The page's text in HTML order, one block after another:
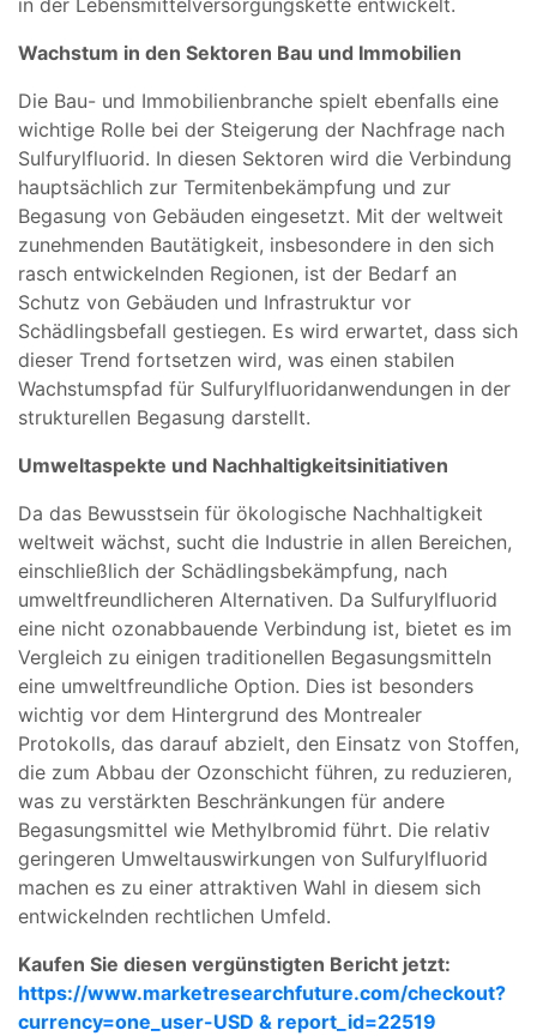
Wachstum in den Sektoren Bau und Immobilien
Die Bau- und Immobilienbranche spielt ebenfalls eine
wichtige Rolle bei der Steigerung der Nachfrage nach
Sulfurylfluorid. In diesen Sektoren wird die Verbindung
hauptsächlich zur Termitenbekämpfung und zur
Begasung von Gebäuden eingesetzt. Mit der weltweit
zunehmenden Bautätigkeit, insbesondere in den sich
rasch entwickelnden Regionen, ist der Bedarf an
Schutz von Gebäuden und Infrastruktur vor
Schädlingsbefall gestiegen. Es wird erwartet, dass sich
dieser Trend fortsetzen wird, was einen stabilen
Wachstumspfad für Sulfurylfluoridanwendungen in der
strukturellen Begasung darstellt.
Umweltaspekte und Nachhaltigkeitsinitiativen
Da das Bewusstsein für ökologische Nachhaltigkeit
weltweit wächst, sucht die Industrie in allen Bereichen,
einschließlich der Schädlingsbekämpfung, nach
umweltfreundlicheren Alternativen. Da Sulfurylfluorid
eine nicht ozonabbauende Verbindung ist, bietet es im
Vergleich zu einigen traditionellen Begasungsmitteln
eine umweltfreundliche Option. Dies ist besonders
wichtig vor dem Hintergrund des Montrealer
Protokolls, das darauf abzielt, den Einsatz von Stoffen,
die zum Abbau der Ozonschicht führen, zu reduzieren,
was zu verstärkten Beschränkungen für andere
Begasungsmittel wie Methylbromid führt. Die relativ
geringeren Umweltauswirkungen von Sulfurylfluorid
machen es zu einer attraktiven Wahl in diesem sich
entwickelnden rechtlichen Umfeld.
Kaufen Sie diesen vergünstigten Bericht jetzt:
https://www.marketresearchfuture.com/checkout?
currency=one_user-USD & report_id=22519